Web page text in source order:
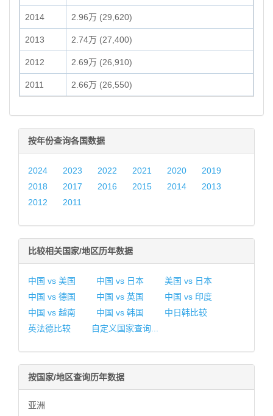
2014 2.96万 (29,620)
2013 2.74万 (27,400)
2012 2.69万 (26,910)
2011 2.66万 (26,550)
按年份查询各国数据
2024 2023 2022 2021 2020
2019
2018
2017 2016 2015 2014
2013
2012
2011
比较相关国家/地区历年数据
中国 vs 美国 中国 vs 日本
美国 vs 日本
中国 vs 德国
中国 vs 英国
中国 vs 印度
中国 vs 越南
中国 vs 韩国
中日韩比较
英法德比较
自定义国家查询...
按国家/地区查询历年数据
亚洲